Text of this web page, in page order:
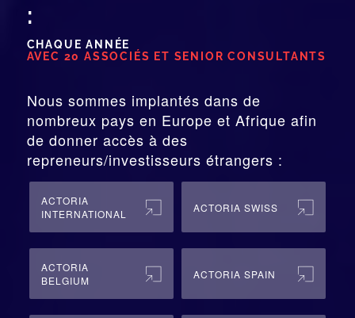
:
CHAQUE ANNÉE
AVEC 20 ASSOCIÉS ET SENIOR CONSULTANTS
Nous sommes implantés dans de
nombreux pays en Europe et Afrique afin
de donner accès à des
repreneurs/investisseurs étrangers :
ACTORIA
INTERNATIONAL
ACTORIA SWISS
ACTORIA
BELGIUM
ACTORIA SPAIN